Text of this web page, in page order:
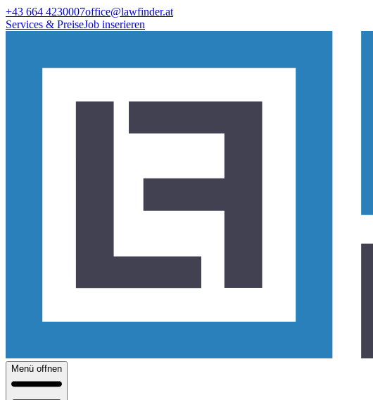
+43 664 4230007office@lawfinder.at
Services & PreiseJob inserieren
Menü offnen